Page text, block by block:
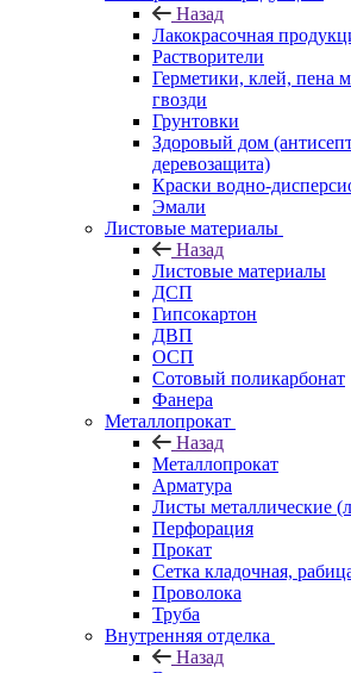
Назад
Лакокрасочная
Растворители
Герметики, клей, пена
гвозди
Грунтовки
Здоровый дом
деревозащита)
Краски водно-
Эмали
Листовые материалы
Назад
Листовые материалы
ДСП
Гипсокартон
ДВП
ОСП
Сотовый поликарбонат
Фанера
Металлопрокат
Назад
Металлопрокат
Арматура
Листы металлические
Перфорация
Прокат
Сетка кладочная,
Проволока
Труба
Внутренняя отделка
Назад